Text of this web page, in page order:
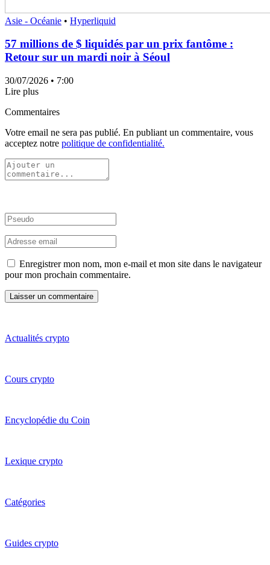
Asie - Océanie • Hyperliquid
57 millions de $ liquidés par un prix fantôme :
Retour sur un mardi noir à Séoul
30/07/2026 • 7:00
Lire plus
Commentaires
Votre email ne sera pas publié. En publiant un commentaire, vous
acceptez notre politique de confidentialité.
Enregistrer mon nom, mon e-mail et mon site dans le navigateur
pour mon prochain commentaire.
Actualités crypto
Cours crypto
Encyclopédie du Coin
Lexique crypto
Catégories
Guides crypto